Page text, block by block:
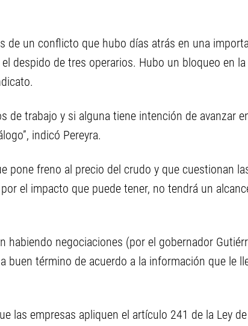
de un conflicto que hubo días atrás en una
despido de tres operarios. Hubo un bloqueo en la
de trabajo y si alguna tiene intención de avanzar
indicó Pereyra.
pone freno al precio del crudo y que cuestionan
el impacto que puede tener, no tendrá un
habiendo negociaciones (por el gobernador
buen término de acuerdo a la información que le
las empresas apliquen el artículo 241 de la Ley